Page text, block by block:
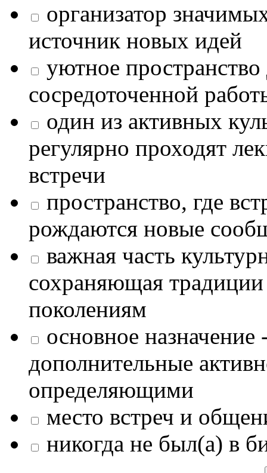
организатор
источник новых идей
уютное
сосредоточенной
один из активных
регулярно проходят
встречи
пространство, где
рождаются новые
важная часть
сохраняющая
поколениям
основное назначение
дополнительные
определяющими
место встреч и
никогда не был(а) в